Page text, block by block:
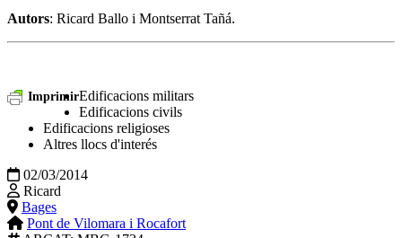
Autors: Ricard Ballo i Montserrat Tañá.
ImprimirEdificacions militars
Edificacions civils
Edificacions religioses
Altres llocs d'interés
02/03/2014
Ricard
Bages
Pont de Vilomara i Rocafort